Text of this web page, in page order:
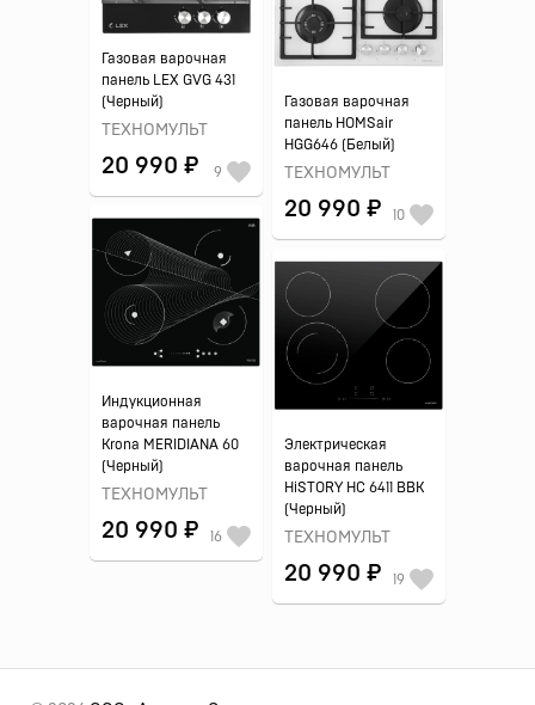
Газовая варочная
панель LEX GVG 431
(Черный)
ТЕХНОМУЛЬТ
20 990 ₽ 9
Газовая варочная
панель HOMSair
HGG646 (Белый)
ТЕХНОМУЛЬТ
20 990 ₽ 10
Индукционная
варочная панель
Krona MERIDIANA 60
(Черный)
ТЕХНОМУЛЬТ
20 990 ₽ 16
Электрическая
варочная панель
HiSTORY HС 6411 BBK
(Черный)
ТЕХНОМУЛЬТ
20 990 ₽ 19